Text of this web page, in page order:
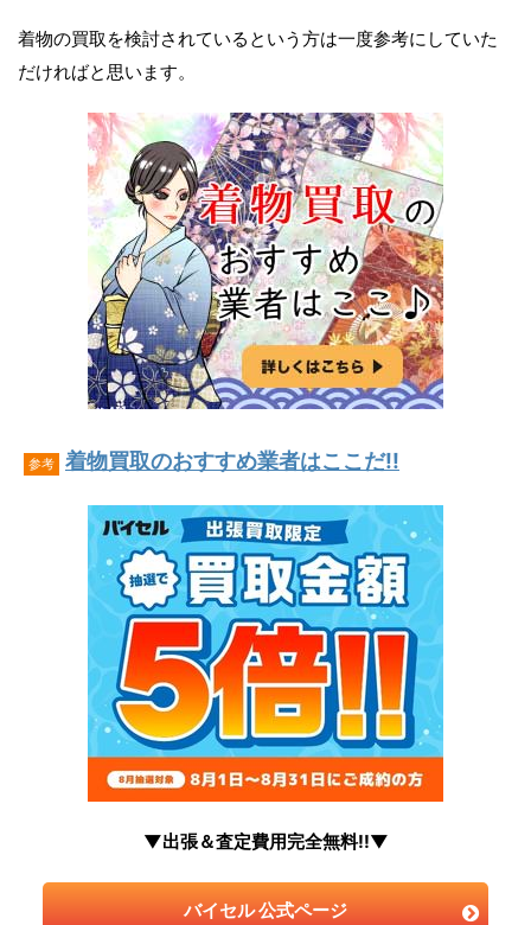
着物の買取を検討されているという方は一度参考にしていた
だければと思います。
参考 着物買取のおすすめ業者はここだ!!
▼出張＆査定費用完全無料!!▼
バイセル 公式ページ